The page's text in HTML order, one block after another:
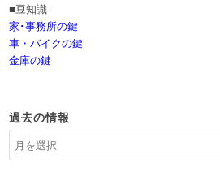
■豆知識
家･事務所の鍵
車・バイクの鍵
金庫の鍵
過去の情報